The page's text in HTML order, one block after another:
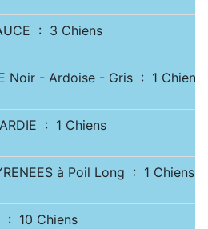
: 3 Chiens
Noir - Ardoise - Gris : 1 Chiens
: 1 Chiens
à Poil Long : 1 Chiens
: 10 Chiens